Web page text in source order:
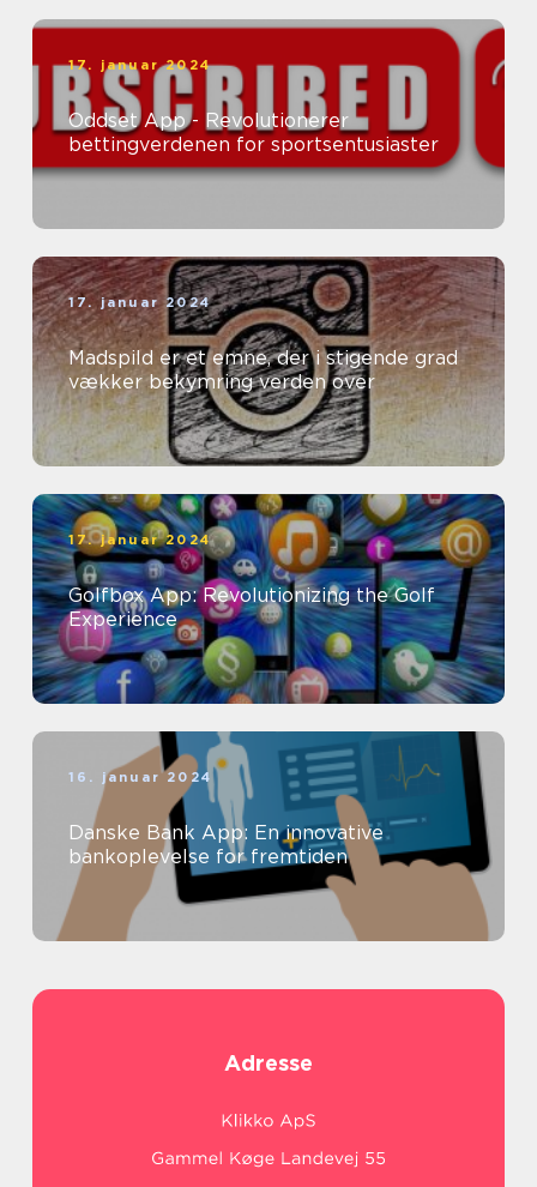
17. januar 2024
Oddset App - Revolutionerer
bettingverdenen for sportsentusiaster
17. januar 2024
Madspild er et emne, der i stigende grad
vækker bekymring verden over
17. januar 2024
Golfbox App: Revolutionizing the Golf
Experience
16. januar 2024
Danske Bank App: En innovative
bankoplevelse for fremtiden
Adresse